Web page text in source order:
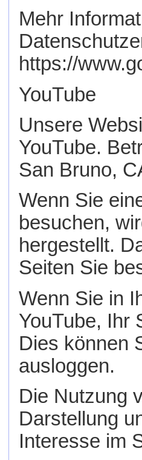
Mehr
https://
YouTube
Unsere
YouTube.
San Bruno,
Wenn Sie
besuchen,
hergestellt.
Seiten Sie
Wenn Sie in
YouTube, Ihr
Dies können
ausloggen.
Die Nutzung
Darstellung
Interesse im